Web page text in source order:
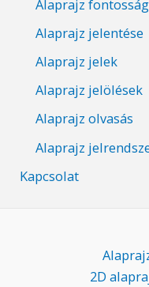
Alaprajz
Alaprajz jelentése
Alaprajz jelek
Alaprajz jelölések
Alaprajz olvasás
Alaprajz
Kapcsolat
2D